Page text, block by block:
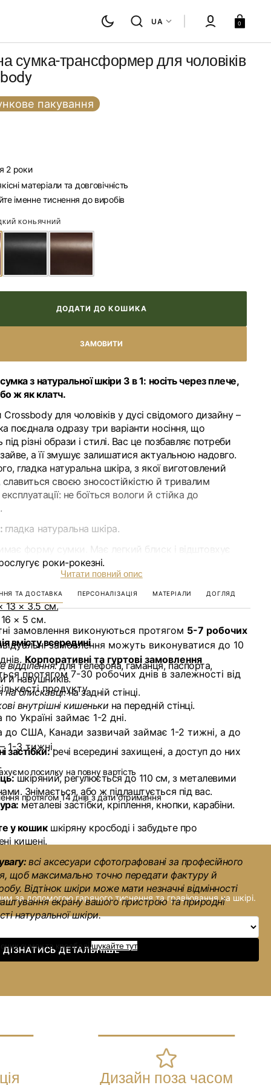
кольорів шкіри
UA Кошик
0
медіа
1
сумка-трансформер для чоловіків
пакування
2 роки
матеріали та довговічність
іменне тиснення до виробів
КОНЬЯЧНИЙ
ДОДАТИ ДО КОШИКА
з натуральної шкіри 3 в 1: носіть через плече,
ж як клатч.
для чоловіків у дусі свідомого дизайну –
поєднала одразу три варіанти носіння, що
різні образи і стилі. Вас це позбавляє потреби
а її змушує залишатися актуальною надовго.
гладка натуральна шкіра, з якої виготовлений
славиться своєю зносостійкістю й тривалим
не боїться вологи й стійка до
гладка натуральна шкіра.
форму сумки. Має легкий блиск і відштовхує
роки-рокезні.
13 × 3.5 см.
× 5 см.
вмісту всередині
відділення:для телефона, гаманця, паспорта,
й навушників.
на блискавці:на задній стінці.
внутрішні кишеньки на передній стінці.
застібки:речі всередині захищені, а доступ до них
шкіряний, регулюється до 110 см, з металевими
Знімається, або ж підлаштується під вас.
металеві застібки, кріплення, кнопки, карабіни.
у кошикшкіряну кросбоді і забудьте про
кишені.
всі аксесуари сфотографовані за професійного
щоб максимально точно передати фактуру й
Відтінок шкіри може мати незначні відмінності
екрану вашого пристрою та природні
натуральної шкіри.
сумок та кросбодішукайте тут.
Читати повний опис
ТА ДОСТАВКА
замовлення виконуються протягом 5-7 робочих
замовлення можуть виконуватися до 10
Корпоративні та гуртові замовлення
протягом 7-30 робочих днів в залежності від
продукту
Україні займає 1-2 дні.
до США, Канади зазвичай займає 1-2 тижні, а до
1-3 тижні.
посилку на повну вартість
протягом 14 днів з дати отримання
ПЕРСОНАЛІЗАЦІЯ МАТЕРІАЛИ ДОГЛЯД
за допомогою гарячого тиснення та гравіювання на шкірі.
ДІЗНАТИСЬ ДЕТАЛЬНІШЕ
Дизайн поза часом